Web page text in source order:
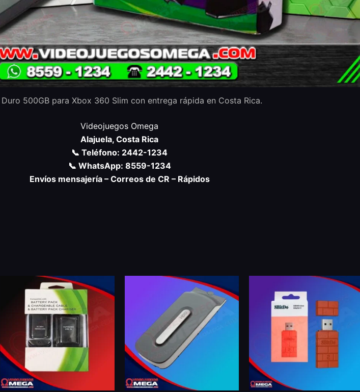
500GB para Xbox 360 Slim con entrega rápida en Costa Rica.
Videojuegos Omega
Alajuela, Costa Rica
📞 Teléfono: 2442-1234
📞 WhatsApp: 8559-1234
Envíos mensajería – Correos de CR – Rápidos